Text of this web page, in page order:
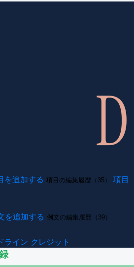
を追加する 項目の編集履歴（35）
項目
を追加する 例文の編集履歴（39）
ライン クレジット